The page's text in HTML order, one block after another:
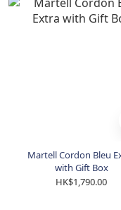
Martell Cordon Bleu
with Gift Box
HK$1,790.00